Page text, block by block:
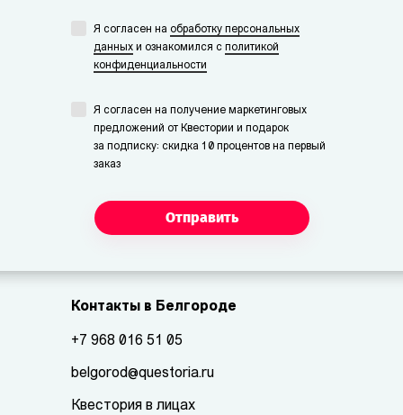
Я согласен на обработку персональных
данных и ознакомился с политикой
конфиденциальности
Я согласен на получение маркетинговых
предложений от Квестории и подарок
за подписку: скидка 10 процентов на первый
заказ
Отправить
Контакты в Белгороде
+7 968 016 51 05
belgorod@questoria.ru
Квестория в лицах